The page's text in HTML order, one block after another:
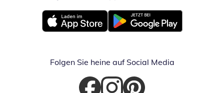
Öffnet in neuem FensterÖffnet in neuem Fenster
Folgen Sie heine auf Social Media